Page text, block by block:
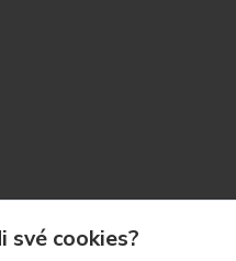
své cookies?